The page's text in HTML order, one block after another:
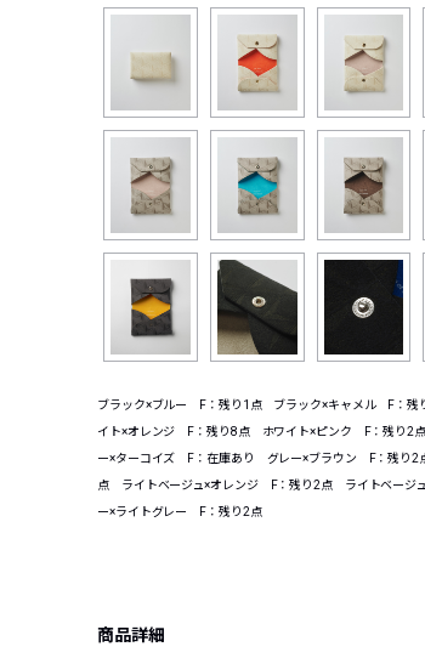
ブラック×ブルー F：残り1点 ブラック×キャメル F：
イト×オレンジ F：残り8点 ホワイト×ピンク F：残り
ー×ターコイズ F：在庫あり グレー×ブラウン F：残り
点 ライトベージュ×オレンジ F：残り2点 ライトベー
ー×ライトグレー F：残り2点
商品詳細